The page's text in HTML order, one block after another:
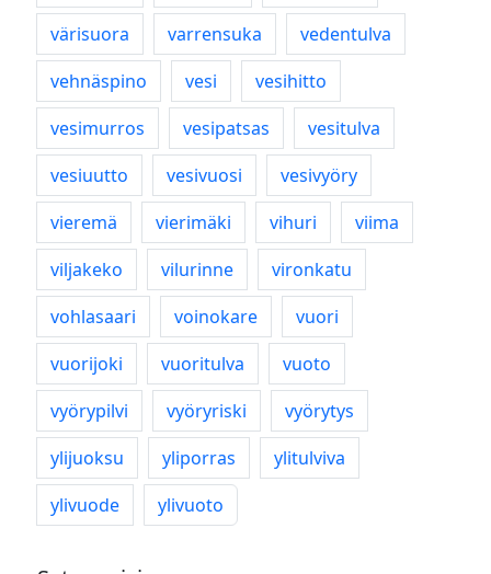
värisuora
varrensuka
vedentulva
vehnäspino
vesi
vesihitto
vesimurros
vesipatsas
vesitulva
vesiuutto
vesivuosi
vesivyöry
vieremä
vierimäki vihuri
viima
viljakeko
vilurinne
vironkatu
vohlasaari
voinokare
vuori
vuorijoki
vuoritulva
vuoto
vyörypilvi
vyöryriski
vyörytys
ylijuoksu
yliporras
ylitulviva
ylivuode
ylivuoto